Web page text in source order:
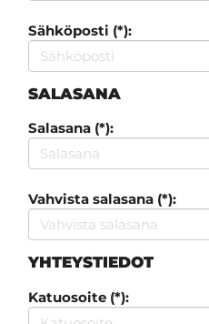
Sähköposti (*):
SALASANA
Salasana (*):
Vahvista salasana (*):
YHTEYSTIEDOT
Katuosoite (*):